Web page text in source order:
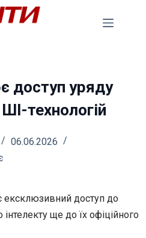
доступ уряду
технологій
06.06.2026
ексклюзивний доступ до
ще до їх офіційного